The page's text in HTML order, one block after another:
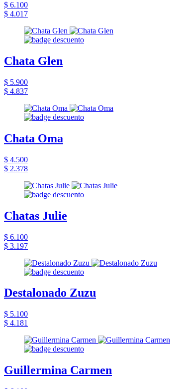
$ 6.100
$ 4.017
Chata Glen
$ 5.900
$ 4.837
Chata Oma
$ 4.500
$ 2.378
Chatas Julie
$ 6.100
$ 3.197
Destalonado Zuzu
$ 5.100
$ 4.181
Guillermina Carmen